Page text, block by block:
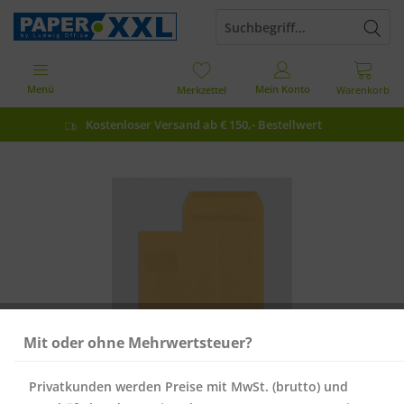
Kostenloser Versand ab € 150,- Bestellwert
Warenkorb
Merkzettel Mein Konto
Menü
Mit oder ohne Mehrwertsteuer?
Privatkunden werden Preise mit MwSt. (brutto) und